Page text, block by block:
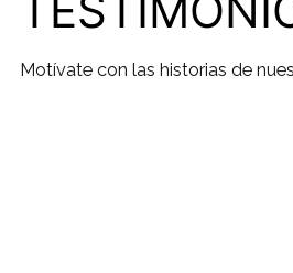
Motívate con las historias de